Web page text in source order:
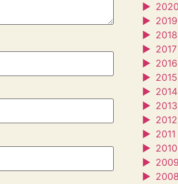
►
►
►
►
►
►
►
►
►
►
►
►
►